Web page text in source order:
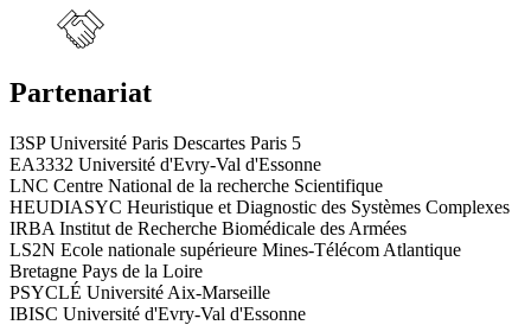
Partenariat
I3SP Université Paris Descartes Paris 5
EA3332 Université d'Evry-Val d'Essonne
LNC Centre National de la recherche Scientifique
HEUDIASYC Heuristique et Diagnostic des Systèmes Complexes
IRBA Institut de Recherche Biomédicale des Armées
LS2N Ecole nationale supérieure Mines-Télécom Atlantique
Bretagne Pays de la Loire
PSYCLÉ Université Aix-Marseille
IBISC Université d'Evry-Val d'Essonne